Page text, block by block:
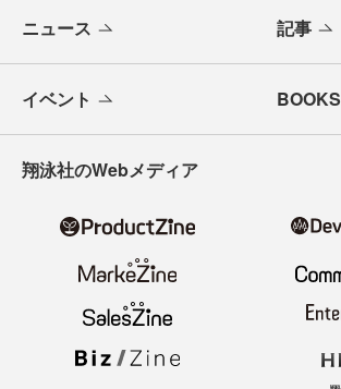
ニュース 記事
イベント BOOKS
翔泳社のWebメディア